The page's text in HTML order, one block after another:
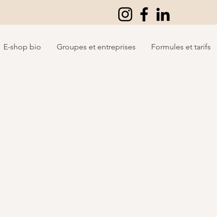
E-shop bio Groupes et entreprises Formules et tarifs